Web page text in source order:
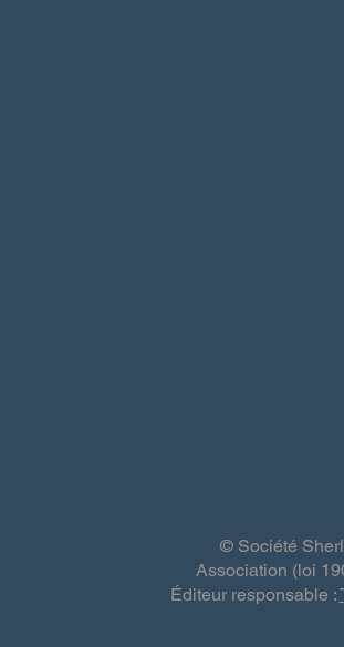
© Société
Association (loi
Éditeur responsable :